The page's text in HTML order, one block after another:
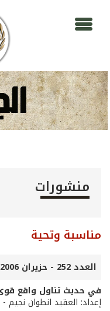
منشورات
مناسبة وتحية
العدد 252 - حزيران 2006
في حديث تناول واقع
إعداد: العقيد انطوان